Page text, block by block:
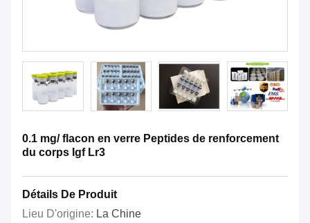
0.1 mg/ flacon en verre Peptides de renforcement
du corps Igf Lr3
Détails De Produit
Lieu D'origine: La Chine